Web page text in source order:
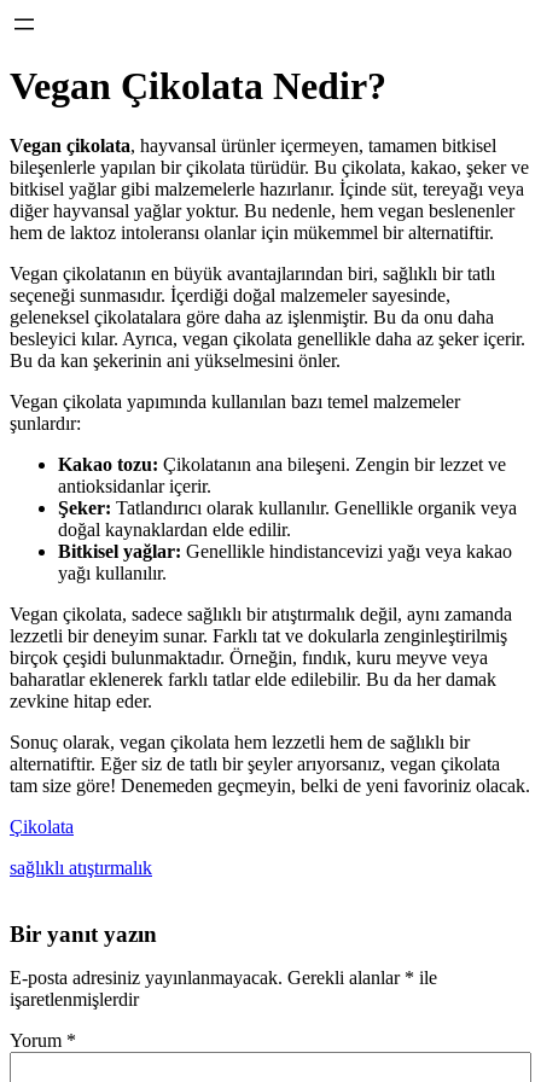
Vegan Çikolata Nedir?
Vegan çikolata, hayvansal ürünler içermeyen, tamamen bitkisel
bileşenlerle yapılan bir çikolata türüdür. Bu çikolata, kakao, şeker ve
bitkisel yağlar gibi malzemelerle hazırlanır. İçinde süt, tereyağı veya
diğer hayvansal yağlar yoktur. Bu nedenle, hem vegan beslenenler
hem de laktoz intoleransı olanlar için mükemmel bir alternatiftir.
Vegan çikolatanın en büyük avantajlarından biri, sağlıklı bir tatlı
seçeneği sunmasıdır. İçerdiği doğal malzemeler sayesinde,
geleneksel çikolatalara göre daha az işlenmiştir. Bu da onu daha
besleyici kılar. Ayrıca, vegan çikolata genellikle daha az şeker içerir.
Bu da kan şekerinin ani yükselmesini önler.
Vegan çikolata yapımında kullanılan bazı temel malzemeler
şunlardır:
Kakao tozu: Çikolatanın ana bileşeni. Zengin bir lezzet ve
antioksidanlar içerir.
Şeker: Tatlandırıcı olarak kullanılır. Genellikle organik veya
doğal kaynaklardan elde edilir.
Bitkisel yağlar: Genellikle hindistancevizi yağı veya kakao
yağı kullanılır.
Vegan çikolata, sadece sağlıklı bir atıştırmalık değil, aynı zamanda
lezzetli bir deneyim sunar. Farklı tat ve dokularla zenginleştirilmiş
birçok çeşidi bulunmaktadır. Örneğin, fındık, kuru meyve veya
baharatlar eklenerek farklı tatlar elde edilebilir. Bu da her damak
zevkine hitap eder.
Sonuç olarak, vegan çikolata hem lezzetli hem de sağlıklı bir
alternatiftir. Eğer siz de tatlı bir şeyler arıyorsanız, vegan çikolata
tam size göre! Denemeden geçmeyin, belki de yeni favoriniz olacak.
Çikolata
sağlıklı atıştırmalık
Bir yanıt yazın
E-posta adresiniz yayınlanmayacak. Gerekli alanlar * ile
işaretlenmişlerdir
Yorum *